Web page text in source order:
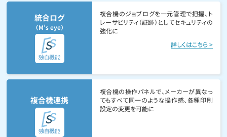
統合ログ
（M’s eye）
複合機のジョブログを一元管理で把握、ト
レーサビリティ（証跡）としてセキュリティの
強化に
詳しくはこちら >
複合機連携
複合機の操作パネルで、メーカーが異なっ
てもすべて同一のような操作感、各種印刷
設定の変更を可能に